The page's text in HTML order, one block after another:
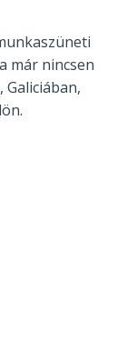
már nincsen
Galiciában,